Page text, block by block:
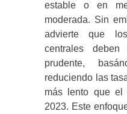
estable o en
moderada. Sin
advierte que
centrales
prudente,
reduciendo las
más lento que el
2023. Este